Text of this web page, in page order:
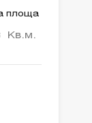
площа
Кв.м.